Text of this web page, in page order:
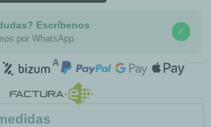
Escríbenos
por WhatsApp
✓
COMPRA SEGURA